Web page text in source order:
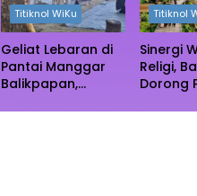
Titiknol WiKu
Geliat Lebaran di
Pantai Manggar
Balikpapan,
Titiknol
Sinergi
Religi,
Dorong